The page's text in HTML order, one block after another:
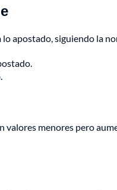
apostado, siguiendo la
valores menores pero